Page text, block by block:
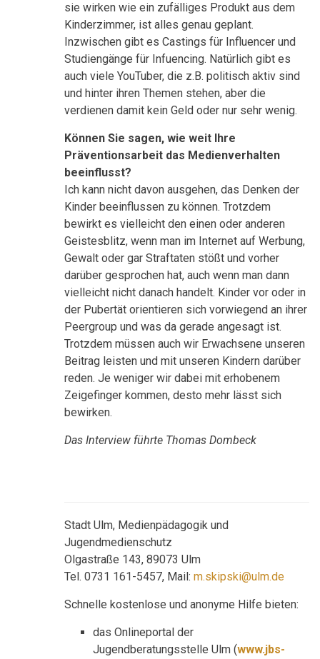
sie wirken wie ein zufälliges Produkt aus dem
Kinderzimmer, ist alles genau geplant.
Inzwischen gibt es Castings für Influencer und
Studiengänge für Infuencing. Natürlich gibt es
auch viele YouTuber, die z.B. politisch aktiv sind
und hinter ihren Themen stehen, aber die
verdienen damit kein Geld oder nur sehr wenig.
Können Sie sagen, wie weit Ihre
Präventionsarbeit das Medienverhalten
beeinflusst?
Ich kann nicht davon ausgehen, das Denken der
Kinder beeinflussen zu können. Trotzdem
bewirkt es vielleicht den einen oder anderen
Geistesblitz, wenn man im Internet auf Werbung,
Gewalt oder gar Straftaten stößt und vorher
darüber gesprochen hat, auch wenn man dann
vielleicht nicht danach handelt. Kinder vor oder in
der Pubertät orientieren sich vorwiegend an ihrer
Peergroup und was da gerade angesagt ist.
Trotzdem müssen auch wir Erwachsene unseren
Beitrag leisten und mit unseren Kindern darüber
reden. Je weniger wir dabei mit erhobenem
Zeigefinger kommen, desto mehr lässt sich
bewirken.
Das Interview führte Thomas Dombeck
Stadt Ulm, Medienpädagogik und
Jugendmedienschutz
Olgastraße 143, 89073 Ulm
Tel. 0731 161-5457, Mail: m.skipski@ulm.de
Schnelle kostenlose und anonyme Hilfe bieten:
das Onlineportal der
Jugendberatungsstelle Ulm (www.jbs-